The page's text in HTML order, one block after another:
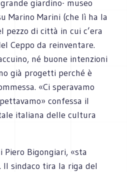
giardino- museo
Marino Marini (che lì ha la
pezzo di città in cui c’era
Ceppo da reinventare.
né buone intenzioni
già progetti perché è
«Ci speravamo
confessa il
italiana delle cultura
Piero Bigongiari, «sta
Il sindaco tira la riga del